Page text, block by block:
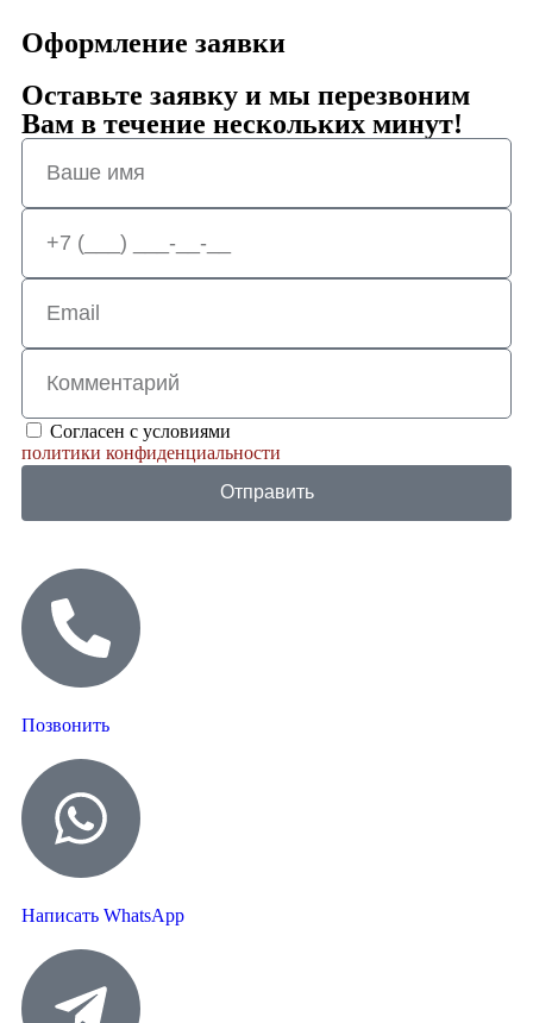
Оформление заявки
Оставьте заявку и мы перезвоним
Вам в течение нескольких минут!
Согласен с условиями
политики конфиденциальности
Отправить
Позвонить
Написать WhatsApp